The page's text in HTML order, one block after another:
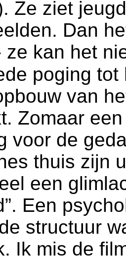
Ze ziet
Dan
ze kan het
poging
van
Zomaar
voor de
thuis zijn
een
Een
structuur
Ik mis de